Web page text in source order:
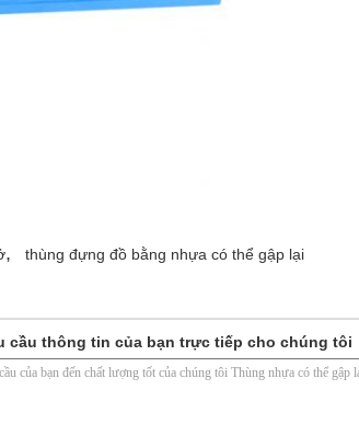
, thùng đựng đồ bằng nhựa có thể gập lại
cầu thông tin của bạn trực tiếp cho chúng tôi